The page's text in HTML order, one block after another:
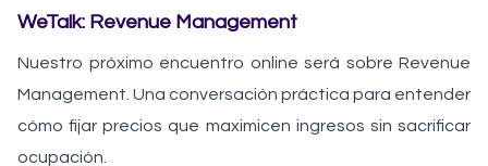
WeTalk: Revenue Management
Nuestro próximo encuentro online será sobre Revenue
Management. Una conversación práctica para entender
cómo fijar precios que maximicen ingresos sin sacrificar
ocupación.